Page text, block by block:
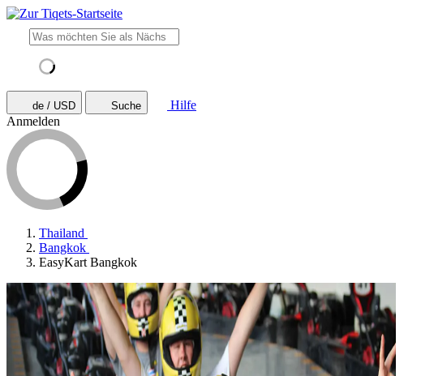
de / USD Suche
Hilfe
Anmelden
Thailand
Bangkok
EasyKart Bangkok